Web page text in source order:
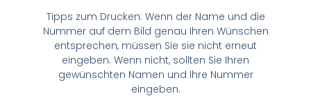
Tipps zum Drucken: Wenn der Name und die
Nummer auf dem Bild genau Ihren Wünschen
entsprechen, müssen Sie sie nicht erneut
eingeben. Wenn nicht, sollten Sie Ihren
gewünschten Namen und Ihre Nummer
eingeben.